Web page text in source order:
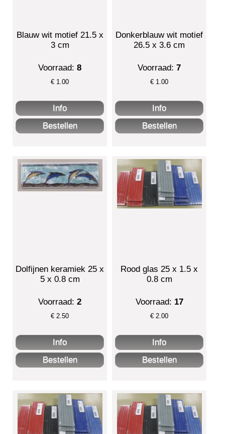
Blauw wit motief 21.5 x
3 cm
Voorraad:8
€ 1.00
Donkerblauw wit motief
26.5 x 3.6 cm
Voorraad:7
€ 1.00
Dolfijnen keramiek 25 x
5 x 0.8 cm
Voorraad:2
€2.50
Rood glas 25 x 1.5 x
0.8 cm
Voorraad: 17
€2.00